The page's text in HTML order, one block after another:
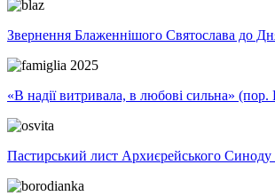
Звернення Блаженнішого Святослава до
«В надії витривала, в любові сильна»
Пастирський лист Архиєрейського